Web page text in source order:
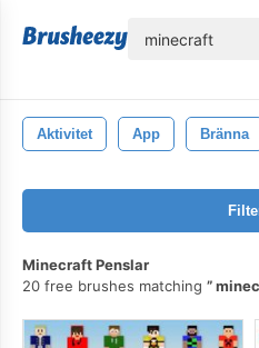
Aktivitet App Bränna
Minecraft Penslar
20 free brushes matching